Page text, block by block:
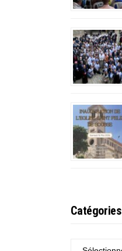
Catégories
CATÉGORIES